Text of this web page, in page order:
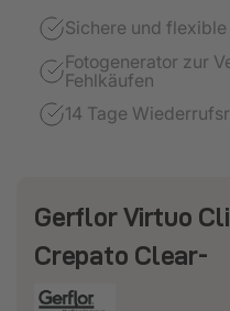
Sichere und flexible
Fotogenerator zur
Fehlkäufen
14 Tage
Gerflor Virtuo
Crepato Clear-